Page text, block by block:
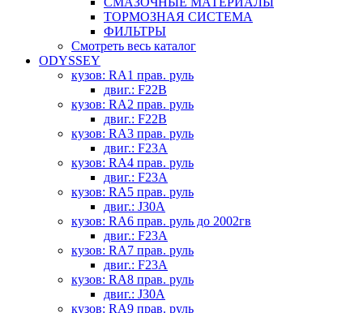
ТОРМОЗНАЯ СИСТЕМА
ФИЛЬТРЫ
Смотреть весь каталог
ODYSSEY
кузов: RA1 прав. руль
двиг.: F22B
кузов: RA2 прав. руль
двиг.: F22B
кузов: RA3 прав. руль
двиг.: F23A
кузов: RA4 прав. руль
двиг.: F23A
кузов: RA5 прав. руль
двиг.: J30A
кузов: RA6 прав. руль до 2002гв
двиг.: F23A
кузов: RA7 прав. руль
двиг.: F23A
кузов: RA8 прав. руль
двиг.: J30A
кузов: RA9 прав. руль